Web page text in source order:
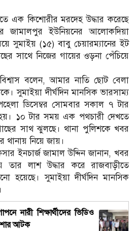
এক কিশোরীর মরদেহ উদ্ধার করেছে
জামালপুর ইউনিয়নের আলোকদিয়া
সুমাইয় (১৫) বাবু চেয়ারম্যানের ইট
সাথে নিজের গায়ের ওড়না পেঁচিয়ে
বলেন, আমার নাতি ছোট বেলা
সুমাইয়া দীর্ঘদিন মানসিক ভারসাম্য
ডিসেম্বর সোমবার সকাল ৭ টার
১০ টার সময় এক পথচারী দেখতে
সাথ ঝুলছে। থানা পুলিশকে খবর
থানায় নিয়ে জায়।
ইনচার্জ জামাল উদ্দিন জানান, খবর
তার লাশ উদ্ধার করে রাজবাড়ীতে
হয়েছে। সুমাইয়া দীর্ঘদিন মানসিক
নারী শিক্ষার্থীদের ভিডিও
আটক